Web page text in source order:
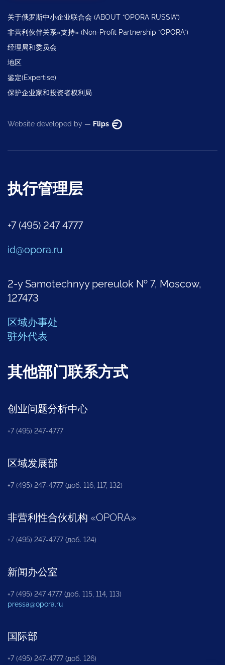
关于俄罗斯中小企业联合会 (ABOUT “OPORA RUSSIA”)
非营利伙伴关系«支持» (Non-Profit Partnership “OPORA”)
经理局和委员会
地区
鉴定(Expertise)
保护企业家和投资者权利局
Website developed by — Flips
执行管理层
+7 (495) 247 4777
id@opora.ru
2-y Samotechnyy pereulok № 7, Moscow,
127473
区域办事处
驻外代表
其他部门联系方式
创业问题分析中心
+7 (495) 247-4777
区域发展部
+7 (495) 247-4777 (доб. 116, 117, 132)
非营利性合伙机构 «OPORA»
+7 (495) 247-4777 (доб. 124)
新闻办公室
+7 (495) 247 4777 (доб. 115, 114, 113)
pressa@opora.ru
国际部
+7 (495) 247-4777 (доб. 126)